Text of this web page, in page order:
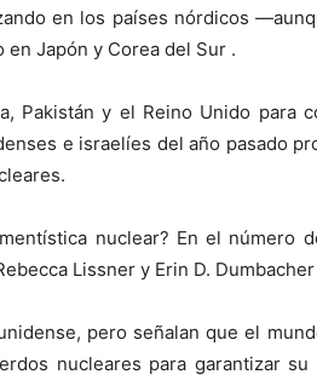
en los países nórdicos
Japón y Corea del Sur .
Pakistán y el Reino Unido
e israelíes del año pasado
nuclear? En el
Lissner y Erin D.
pero señalan que el
nucleares para garantizar